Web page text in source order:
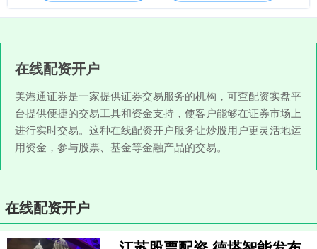
在线配资开户
美港通证券是一家提供证券交易服务的机构，可查配资实盘平
台提供便捷的交易工具和资金支持，使客户能够在证券市场上
进行实时交易。这种在线配资开户服务让炒股用户更灵活地运
用资金，参与股票、基金等金融产品的交易。
在线配资开户